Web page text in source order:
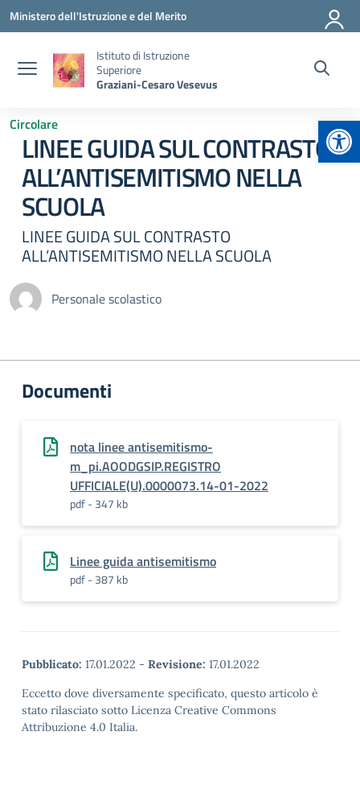
Vai ai contenuti
Vai al menu di navigazione
Vai al footer
Ministero dell'Istruzione e del Merito
Istituto di Istruzione
Superiore
Graziani-Cesaro Vesevus
Circolare
LINEE GUIDA SUL CONTRASTO
ALL’ANTISEMITISMO NELLA
SCUOLA
LINEE GUIDA SUL CONTRASTO
ALL’ANTISEMITISMO NELLA SCUOLA
Personale scolastico
Documenti
nota linee antisemitismo-
m_pi.AOODGSIP.REGISTRO
UFFICIALE(U).0000073.14-01-2022
pdf - 347 kb
Linee guida antisemitismo
pdf - 387 kb
Pubblicato: 17.01.2022 - Revisione: 17.01.2022
Eccetto dove diversamente specificato, questo articolo è
stato rilasciato sotto Licenza Creative Commons
Attribuzione 4.0 Italia.